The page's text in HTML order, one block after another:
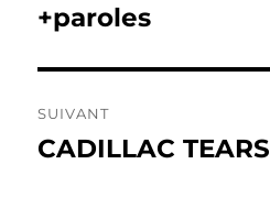
l’article
précédente :
+paroles
SUIVANT
Publication
CADILLAC TEARS